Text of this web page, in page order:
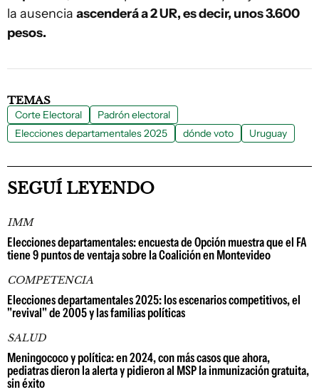
la ausencia ascenderá a 2 UR, es decir, unos 3.600
pesos.
TEMAS
Corte Electoral
Padrón electoral
Elecciones departamentales 2025
dónde voto Uruguay
SEGUÍ LEYENDO
IMM
Elecciones departamentales: encuesta de Opción muestra que el FA
tiene 9 puntos de ventaja sobre la Coalición en Montevideo
COMPETENCIA
Elecciones departamentales 2025: los escenarios competitivos, el
"revival" de 2005 y las familias políticas
SALUD
Meningococo y política: en 2024, con más casos que ahora,
pediatras dieron la alerta y pidieron al MSP la inmunización gratuita,
sin éxito